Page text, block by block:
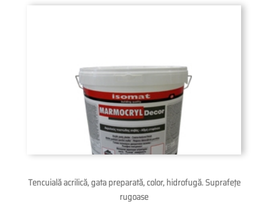
Tencuială acrilică, gata preparată, color, hidrofugă. Suprafeţe
rugoase